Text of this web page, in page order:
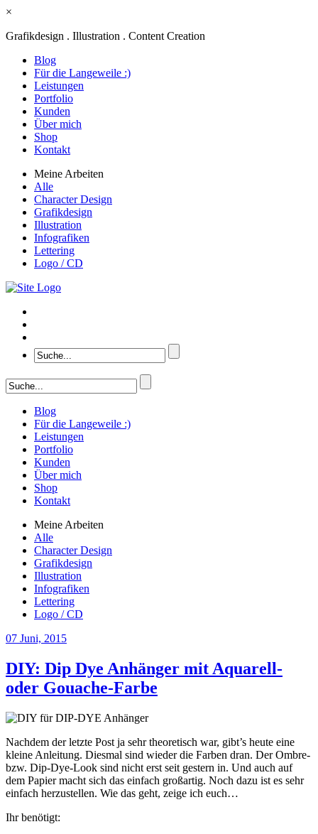
×
Grafikdesign . Illustration . Content Creation
Blog
Für die Langeweile :)
Leistungen
Portfolio
Kunden
Über mich
Shop
Kontakt
Meine Arbeiten
Alle
Character Design
Grafikdesign
Illustration
Infografiken
Lettering
Logo / CD
Blog
Für die Langeweile :)
Leistungen
Portfolio
Kunden
Über mich
Shop
Kontakt
Meine Arbeiten
Alle
Character Design
Grafikdesign
Illustration
Infografiken
Lettering
Logo / CD
07 Juni, 2015
DIY: Dip Dye Anhänger mit Aquarell-
oder Gouache-Farbe
Nachdem der letzte Post ja sehr theoretisch war, gibt’s heute eine
kleine Anleitung. Diesmal sind wieder die Farben dran. Der Ombre-
bzw. Dip-Dye-Look sind nicht erst seit gestern in. Und auch auf
dem Papier macht sich das einfach großartig. Noch dazu ist es sehr
einfach herzustellen. Wie das geht, zeige ich euch…
Ihr benötigt: